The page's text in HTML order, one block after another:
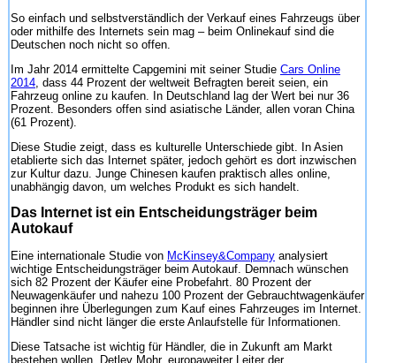
So einfach und selbstverständlich der Verkauf eines Fahrzeugs über
oder mithilfe des Internets sein mag – beim Onlinekauf sind die
Deutschen noch nicht so offen.
Im Jahr 2014 ermittelte Capgemini mit seiner Studie Cars Online
2014, dass 44 Prozent der weltweit Befragten bereit seien, ein
Fahrzeug online zu kaufen. In Deutschland lag der Wert bei nur 36
Prozent. Besonders offen sind asiatische Länder, allen voran China
(61 Prozent).
Diese Studie zeigt, dass es kulturelle Unterschiede gibt. In Asien
etablierte sich das Internet später, jedoch gehört es dort inzwischen
zur Kultur dazu. Junge Chinesen kaufen praktisch alles online,
unabhängig davon, um welches Produkt es sich handelt.
Das Internet ist ein Entscheidungsträger beim
Autokauf
Eine internationale Studie von McKinsey&Company analysiert
wichtige Entscheidungsträger beim Autokauf. Demnach wünschen
sich 82 Prozent der Käufer eine Probefahrt. 80 Prozent der
Neuwagenkäufer und nahezu 100 Prozent der Gebrauchtwagenkäufer
beginnen ihre Überlegungen zum Kauf eines Fahrzeuges im Internet.
Händler sind nicht länger die erste Anlaufstelle für Informationen.
Diese Tatsache ist wichtig für Händler, die in Zukunft am Markt
bestehen wollen. Detlev Mohr, europaweiter Leiter der